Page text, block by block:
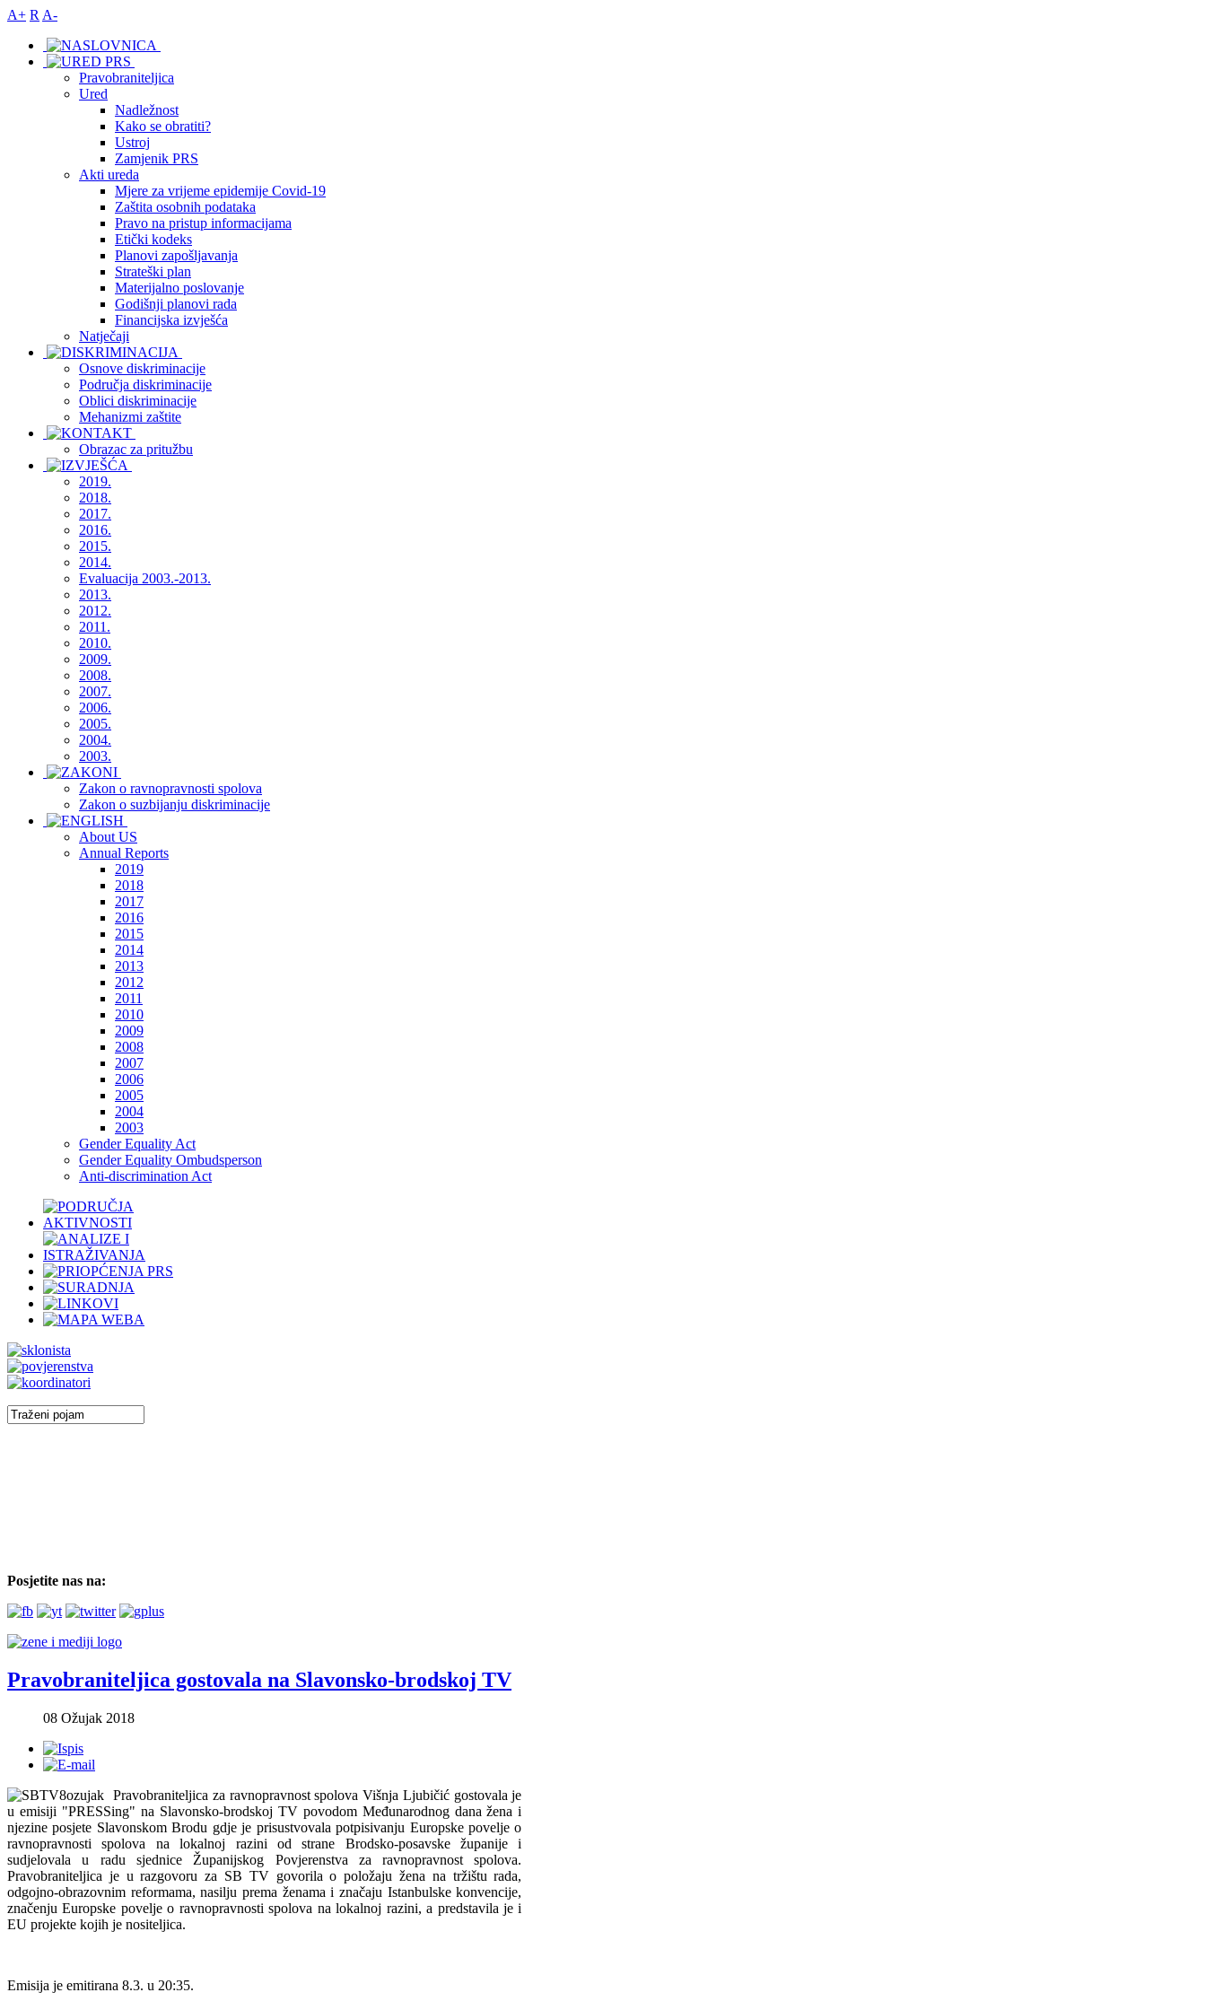
A+ R A-
Pravobraniteljica
Ured
Nadležnost
Kako se obratiti?
Ustroj
Zamjenik PRS
Akti ureda
Mjere za vrijeme epidemije Covid-19
Zaštita osobnih podataka
Pravo na pristup informacijama
Etički kodeks
Planovi zapošljavanja
Strateški plan
Materijalno poslovanje
Godišnji planovi rada
Financijska izvješća
Natječaji
Osnove diskriminacije
Područja diskriminacije
Oblici diskriminacije
Mehanizmi zaštite
Obrazac za pritužbu
2019.
2018.
2017.
2016.
2015.
2014.
Evaluacija 2003.-2013.
2013.
2012.
2011.
2010.
2009.
2008.
2007.
2006.
2005.
2004.
2003.
Zakon o ravnopravnosti spolova
Zakon o suzbijanju diskriminacije
About US
Annual Reports
2019
2018
2017
2016
2015
2014
2013
2012
2011
2010
2009
2008
2007
2006
2005
2004
2003
Gender Equality Act
Gender Equality Ombudsperson
Anti-discrimination Act
Posjetite nas na:
Pravobraniteljica gostovala na Slavonsko-brodskoj TV
08 Ožujak 2018
Pravobraniteljica za ravnopravnost spolova Višnja Ljubičić gostovala je
u emisiji "PRESSing" na Slavonsko-brodskoj TV povodom Međunarodnog dana žena i
njezine posjete Slavonskom Brodu gdje je prisustvovala potpisivanju Europske povelje o
ravnopravnosti spolova na lokalnoj razini od strane Brodsko-posavske županije i
sudjelovala u radu sjednice Županijskog Povjerenstva za ravnopravnost spolova.
Pravobraniteljica je u razgovoru za SB TV govorila o položaju žena na tržištu rada,
odgojno-obrazovnim reformama, nasilju prema ženama i značaju Istanbulske konvencije,
značenju Europske povelje o ravnopravnosti spolova na lokalnoj razini, a predstavila je i
EU projekte kojih je nositeljica.
Emisija je emitirana 8.3. u 20:35.